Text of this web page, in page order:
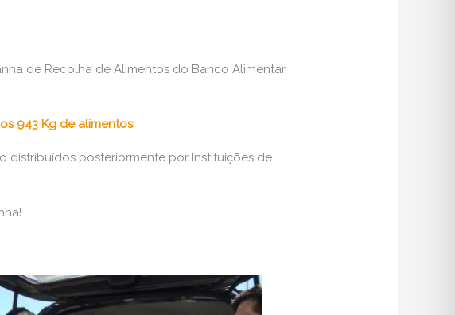
de Recolha de Alimentos do Banco Alimentar
943 Kg de alimentos!
distribuídos posteriormente por Instituições de